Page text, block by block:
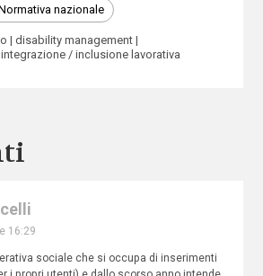
nazionale
disability management
integrazione / inclusione lavorativa
16:29
sociale che si occupa di inserimenti